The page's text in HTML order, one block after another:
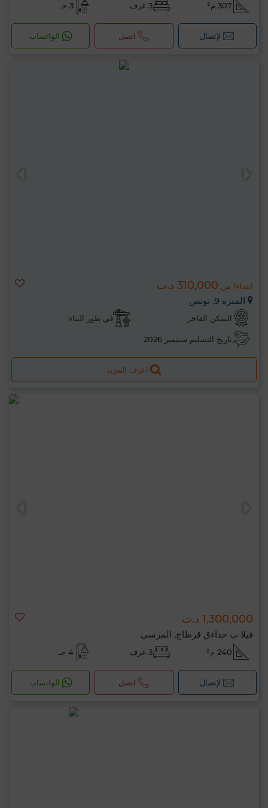
307 م² 3 غرف 3 حـ
لإتصال اتصل الواتساب
ابتداءا من 310,000 د.ت
المنزه 9, تونس
السكن الفاخر في طور البناء
تاريخ التسليم سبتمبر 2026
اعرف المزيد
1,300,000 د.ت
فيلا ب حداءق قرطاج, المرسى
240 م² 3 غرف 4 حـ
لإتصال اتصل الواتساب